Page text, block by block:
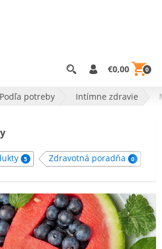
€0,00 0
Podľa potreby Intímne zdravie
5 Zdravotná poradňa 0